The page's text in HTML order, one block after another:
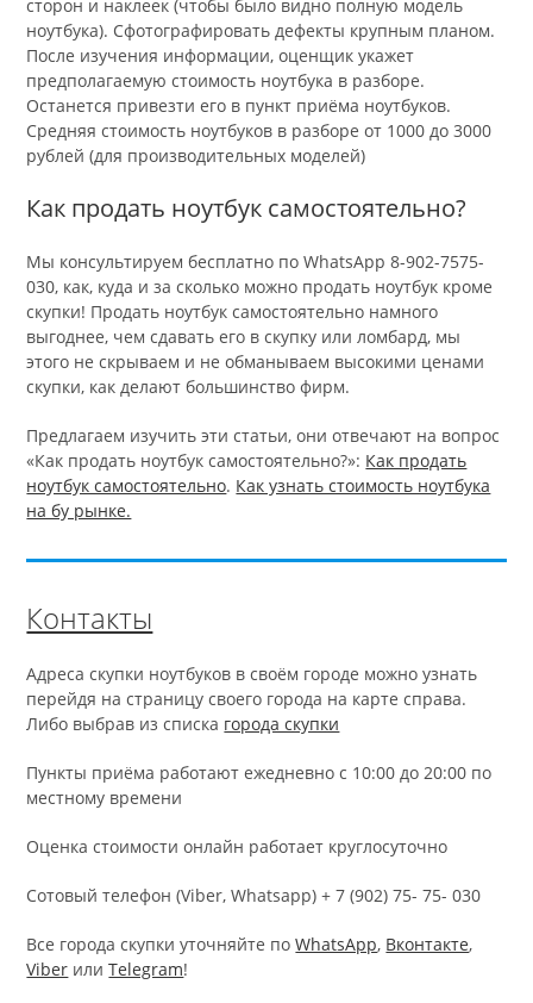
сторон и наклеек (чтобы было видно полную модель
ноутбука). Сфотографировать дефекты крупным планом.
После изучения информации, оценщик укажет
предполагаемую стоимость ноутбука в разборе.
Останется привезти его в пункт приёма ноутбуков.
Средняя стоимость ноутбуков в разборе от 1000 до 3000
рублей (для производительных моделей)
Как продать ноутбук самостоятельно?
Мы консультируем бесплатно по WhatsApp 8-902-7575-
030, как, куда и за сколько можно продать ноутбук кроме
скупки! Продать ноутбук самостоятельно намного
выгоднее, чем сдавать его в скупку или ломбард, мы
этого не скрываем и не обманываем высокими ценами
скупки, как делают большинство фирм.
Предлагаем изучить эти статьи, они отвечают на вопрос
«Как продать ноутбук самостоятельно?»: Как продать
ноутбук самостоятельно. Как узнать стоимость ноутбука
на бу рынке.
Контакты
Адреса скупки ноутбуков в своём городе можно узнать
перейдя на страницу своего города на карте справа.
Либо выбрав из списка города скупки
Пункты приёма работают ежедневно с 10:00 до 20:00 по
местному времени
Оценка стоимости онлайн работает круглосуточно
Cотовый телефон (Viber, Whatsapp) + 7 (902) 75- 75- 030
Все города скупки уточняйте поWhatsApp, Вконтакте,
Viber илиTelegram!